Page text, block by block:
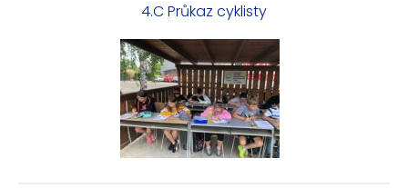
4.C Průkaz cyklisty